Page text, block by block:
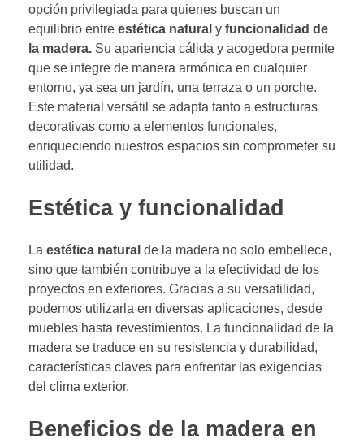
opción privilegiada para quienes buscan un
equilibrio entre estética natural y funcionalidad de
la madera. Su apariencia cálida y acogedora permite
que se integre de manera armónica en cualquier
entorno, ya sea un jardín, una terraza o un porche.
Este material versátil se adapta tanto a estructuras
decorativas como a elementos funcionales,
enriqueciendo nuestros espacios sin comprometer su
utilidad.
Estética y funcionalidad
La estética natural de la madera no solo embellece,
sino que también contribuye a la efectividad de los
proyectos en exteriores. Gracias a su versatilidad,
podemos utilizarla en diversas aplicaciones, desde
muebles hasta revestimientos. La funcionalidad de la
madera se traduce en su resistencia y durabilidad,
características claves para enfrentar las exigencias
del clima exterior.
Beneficios de la madera en